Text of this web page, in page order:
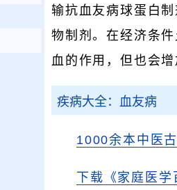
输抗血友病球蛋白
物制剂。在经济条
血的作用，但也会增
疾病大全：血友病
1000余本中医
下载《家庭医